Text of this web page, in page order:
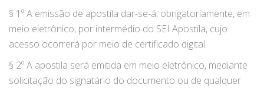
§ 1º A emissão de apostila dar-se-á, obrigatoriamente, em
meio eletrônico, por intermédio do SEI Apostila, cujo
acesso ocorrerá por meio de certificado digital.
§ 2º A apostila será emitida em meio eletrônico, mediante
solicitação do signatário do documento ou de qualquer